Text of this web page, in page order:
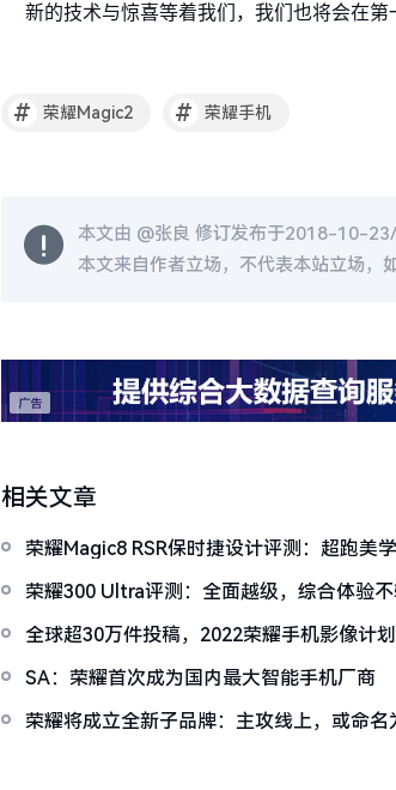
新的技术与惊喜等着我们，我们也将会在
# 荣耀Magic2 # 荣耀手机
本文由 @张良 修订发布于2018-10-
本文来自作者立场，不代表本站立场，
相关文章
荣耀Magic8 RSR保时捷设计评测：超跑美
神影像 重新定义“超旗舰”
荣耀300 Ultra评测：全面越级，综合体验
旅拍神器
全球超30万件投稿，2022荣耀手机影像计
日揭晓
SA：荣耀首次成为国内最大智能手机厂商
荣耀将成立全新子品牌：主攻线上，或命名